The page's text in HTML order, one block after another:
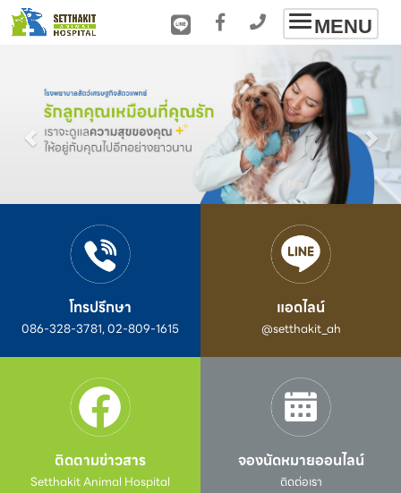
Toggle
navigation
MENU
โทรปรึกษา
086-328-3781, 02-809-1615
แอดไลน์
@setthakit_ah
ติดตามข่าวสาร
Setthakit Animal Hospital
จองนัดหมายออนไลน์
ติดต่อเรา